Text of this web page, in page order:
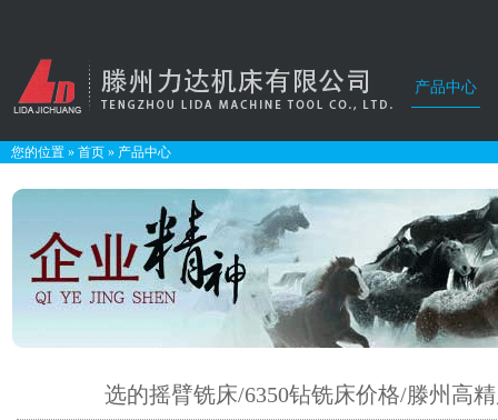
产品中心
您的位置 » 首页 » 产品中心
选的摇臂铣床/6350钻铣床价格/滕州高